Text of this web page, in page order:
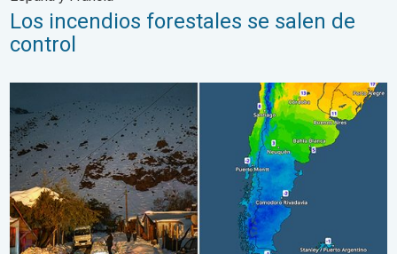
Los incendios forestales se salen de
control
Nieve y heladas en el hemisferio sur. Invierno al otro lado. . .